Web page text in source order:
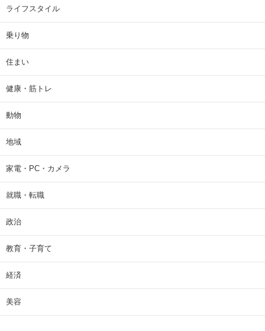
ライフスタイル
乗り物
住まい
健康・筋トレ
動物
地域
家電・PC・カメラ
就職・転職
政治
教育・子育て
経済
美容